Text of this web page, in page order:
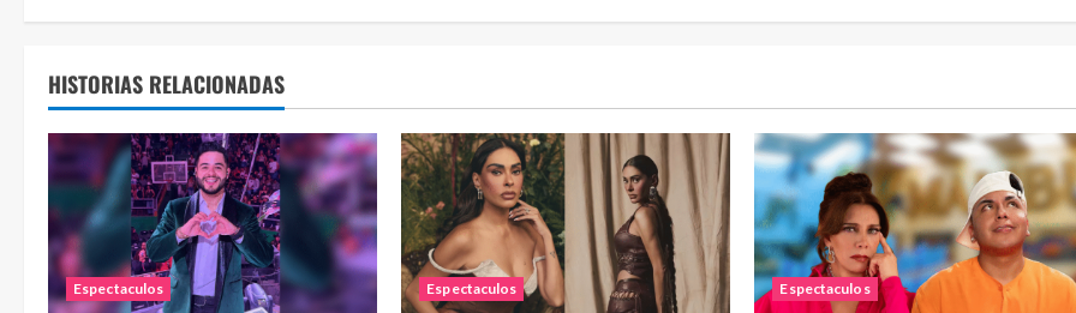
HISTORIAS RELACIONADAS
Espectaculos Espectaculos Espectaculos